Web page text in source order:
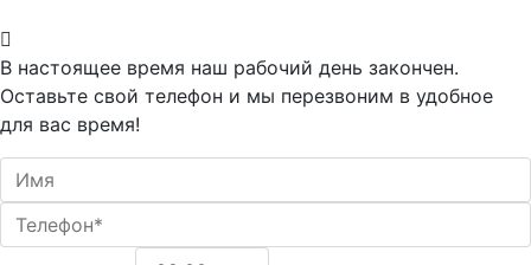
В настоящее время наш рабочий день закончен.
Оставьте свой телефон и мы перезвоним в удобное
для вас время!